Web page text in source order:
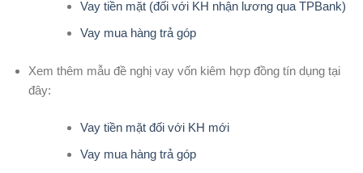
Vay tiền mặt (đối với KH nhận lương qua TPBank)
Vay mua hàng trả góp
Xem thêm mẫu đề nghị vay vốn kiêm hợp đồng tín dụng tại
đây:
Vay tiền mặt đối với KH mới
Vay mua hàng trả góp